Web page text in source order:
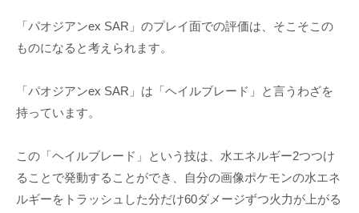
「パオジアンex SAR」のプレイ面での評価は、そこそこの
ものになると考えられます。
「パオジアンex SAR」は「ヘイルブレード」と言うわざを
持っています。
この「ヘイルブレード」という技は、水エネルギー2つつけ
ることで発動することができ、自分の画像ポケモンの水エネ
ルギーをトラッシュした分だけ60ダメージずつ火力が上がる